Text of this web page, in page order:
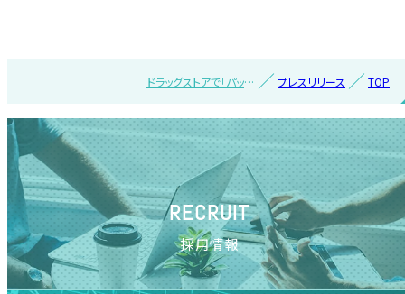
TOP
プレスリリース
ドラッグストアで「パッ
ストア、食品スーパーマ
ーケット 2024年2月
対前年伸び率TOP20
カテゴリを発表～
RECRUIT
採用情報